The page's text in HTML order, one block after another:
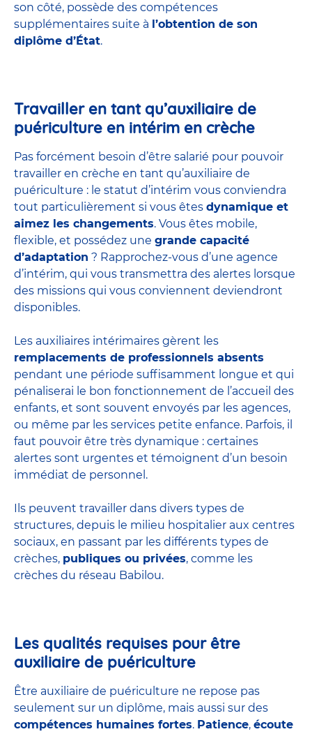
son côté, possède des compétences
supplémentaires suite à l’obtention de son
diplôme d’État.
Travailler en tant qu’auxiliaire de
puériculture en intérim en crèche
Pas forcément besoin d’être salarié pour pouvoir
travailler en crèche en tant qu’auxiliaire de
puériculture : le statut d’intérim vous conviendra
tout particulièrement si vous êtes dynamique et
aimez les changements. Vous êtes mobile,
flexible, et possédez une grande capacité
d’adaptation ? Rapprochez-vous d’une agence
d’intérim, qui vous transmettra des alertes lorsque
des missions qui vous conviennent deviendront
disponibles.
Les auxiliaires intérimaires gèrent les
remplacements de professionnels absents
pendant une période suffisamment longue et qui
pénaliserai le bon fonctionnement de l’accueil des
enfants, et sont souvent envoyés par les agences,
ou même par les services petite enfance. Parfois, il
faut pouvoir être très dynamique : certaines
alertes sont urgentes et témoignent d’un besoin
immédiat de personnel.
Ils peuvent travailler dans divers types de
structures, depuis le milieu hospitalier aux centres
sociaux, en passant par les différents types de
crèches, publiques ou privées, comme les
crèches du réseau Babilou.
Les qualités requises pour être
auxiliaire de puériculture
Être auxiliaire de puériculture ne repose pas
seulement sur un diplôme, mais aussi sur des
compétences humaines fortes. Patience, écoute